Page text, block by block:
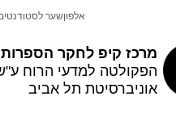
מרכז קיפ לחקר
הפקולטה למדעי הרוח
אוניברסיטת תל אביב
אלפוןשער